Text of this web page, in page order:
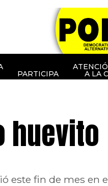
PARTICIPA A LA
huevito
este fin de mes en